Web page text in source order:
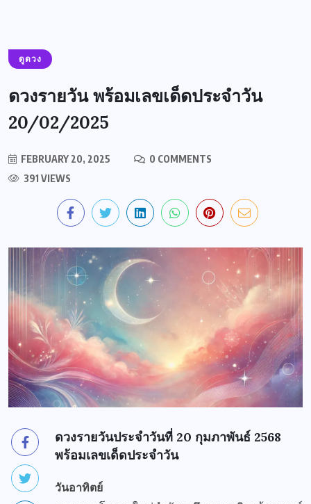
ดูดวง
ดวงรายวัน พร้อมเลขเด็ดประจำวัน
20/02/2025
FEBRUARY 20, 2025
0 COMMENTS
391 VIEWS
ดวงรายวันประจำวันที่ 20 กุมภาพันธ์ 2568
พร้อมเลขเด็ดประจำวัน
วันอาทิตย์